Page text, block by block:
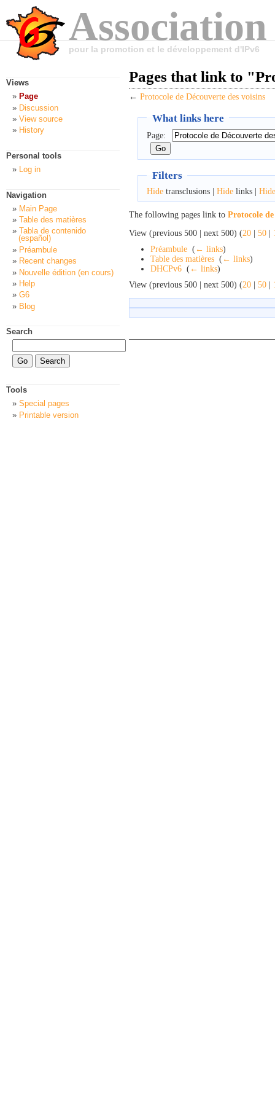
pour la promotion et le développement d'IPv6
Pages that link to
← Protocole de Découverte des voisins
What links here
Page:
Filters
Hidetransclusions | Hidelinks | Hide
The following pages link to Protocole
View (previous 500 | next 500) (20 | 50 |
Préambule ( ← links)
Table des matières ( ← links)
DHCPv6 ( ← links)
View (previous 500 | next 500) (20 | 50 |
Views
Page
Discussion
View source
History
Personal tools
Log in
Navigation
Main Page
Table des matières
Tabla de contenido
(español)
Préambule
Recent changes
Nouvelle édition (en cours)
Help
G6
Blog
Search
Tools
Special pages
Printable version